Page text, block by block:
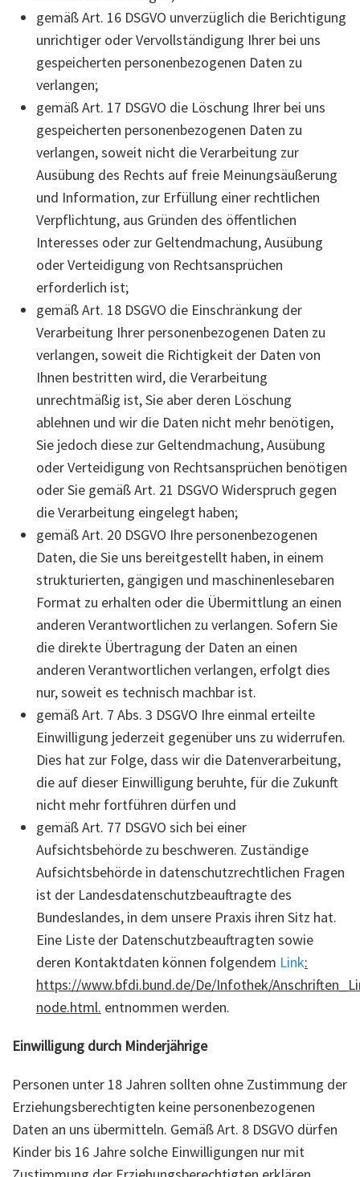
gemäß Art. 16 DSGVO unverzüglich die Berichtigung
unrichtiger oder Vervollständigung Ihrer bei uns
gespeicherten personenbezogenen Daten zu
verlangen;
gemäß Art. 17 DSGVO die Löschung Ihrer bei uns
gespeicherten personenbezogenen Daten zu
verlangen, soweit nicht die Verarbeitung zur
Ausübung des Rechts auf freie Meinungsäußerung
und Information, zur Erfüllung einer rechtlichen
Verpflichtung, aus Gründen des öffentlichen
Interesses oder zur Geltendmachung, Ausübung
oder Verteidigung von Rechtsansprüchen
erforderlich ist;
gemäß Art. 18 DSGVO die Einschränkung der
Verarbeitung Ihrer personenbezogenen Daten zu
verlangen, soweit die Richtigkeit der Daten von
Ihnen bestritten wird, die Verarbeitung
unrechtmäßig ist, Sie aber deren Löschung
ablehnen und wir die Daten nicht mehr benötigen,
Sie jedoch diese zur Geltendmachung, Ausübung
oder Verteidigung von Rechtsansprüchen benötigen
oder Sie gemäß Art. 21 DSGVO Widerspruch gegen
die Verarbeitung eingelegt haben;
gemäß Art. 20 DSGVO Ihre personenbezogenen
Daten, die Sie uns bereitgestellt haben, in einem
strukturierten, gängigen und maschinenlesebaren
Format zu erhalten oder die Übermittlung an einen
anderen Verantwortlichen zu verlangen. Sofern Sie
die direkte Übertragung der Daten an einen
anderen Verantwortlichen verlangen, erfolgt dies
nur, soweit es technisch machbar ist.
gemäß Art. 7 Abs. 3 DSGVO Ihre einmal erteilte
Einwilligung jederzeit gegenüber uns zu widerrufen.
Dies hat zur Folge, dass wir die Datenverarbeitung,
die auf dieser Einwilligung beruhte, für die Zukunft
nicht mehr fortführen dürfen und
gemäß Art. 77 DSGVO sich bei einer
Aufsichtsbehörde zu beschweren. Zuständige
Aufsichtsbehörde in datenschutzrechtlichen Fragen
ist der Landesdatenschutzbeauftragte des
Bundeslandes, in dem unsere Praxis ihren Sitz hat.
Eine Liste der Datenschutzbeauftragten sowie
deren Kontaktdaten können folgendem Link:
https://www.bfdi.bund.de/De/Infothek/
node.html. entnommen werden.
Einwilligung durch Minderjährige
Personen unter 18 Jahren sollten ohne Zustimmung der
Erziehungsberechtigten keine personenbezogenen
Daten an uns übermitteln. Gemäß Art. 8 DSGVO dürfen
Kinder bis 16 Jahre solche Einwilligungen nur mit